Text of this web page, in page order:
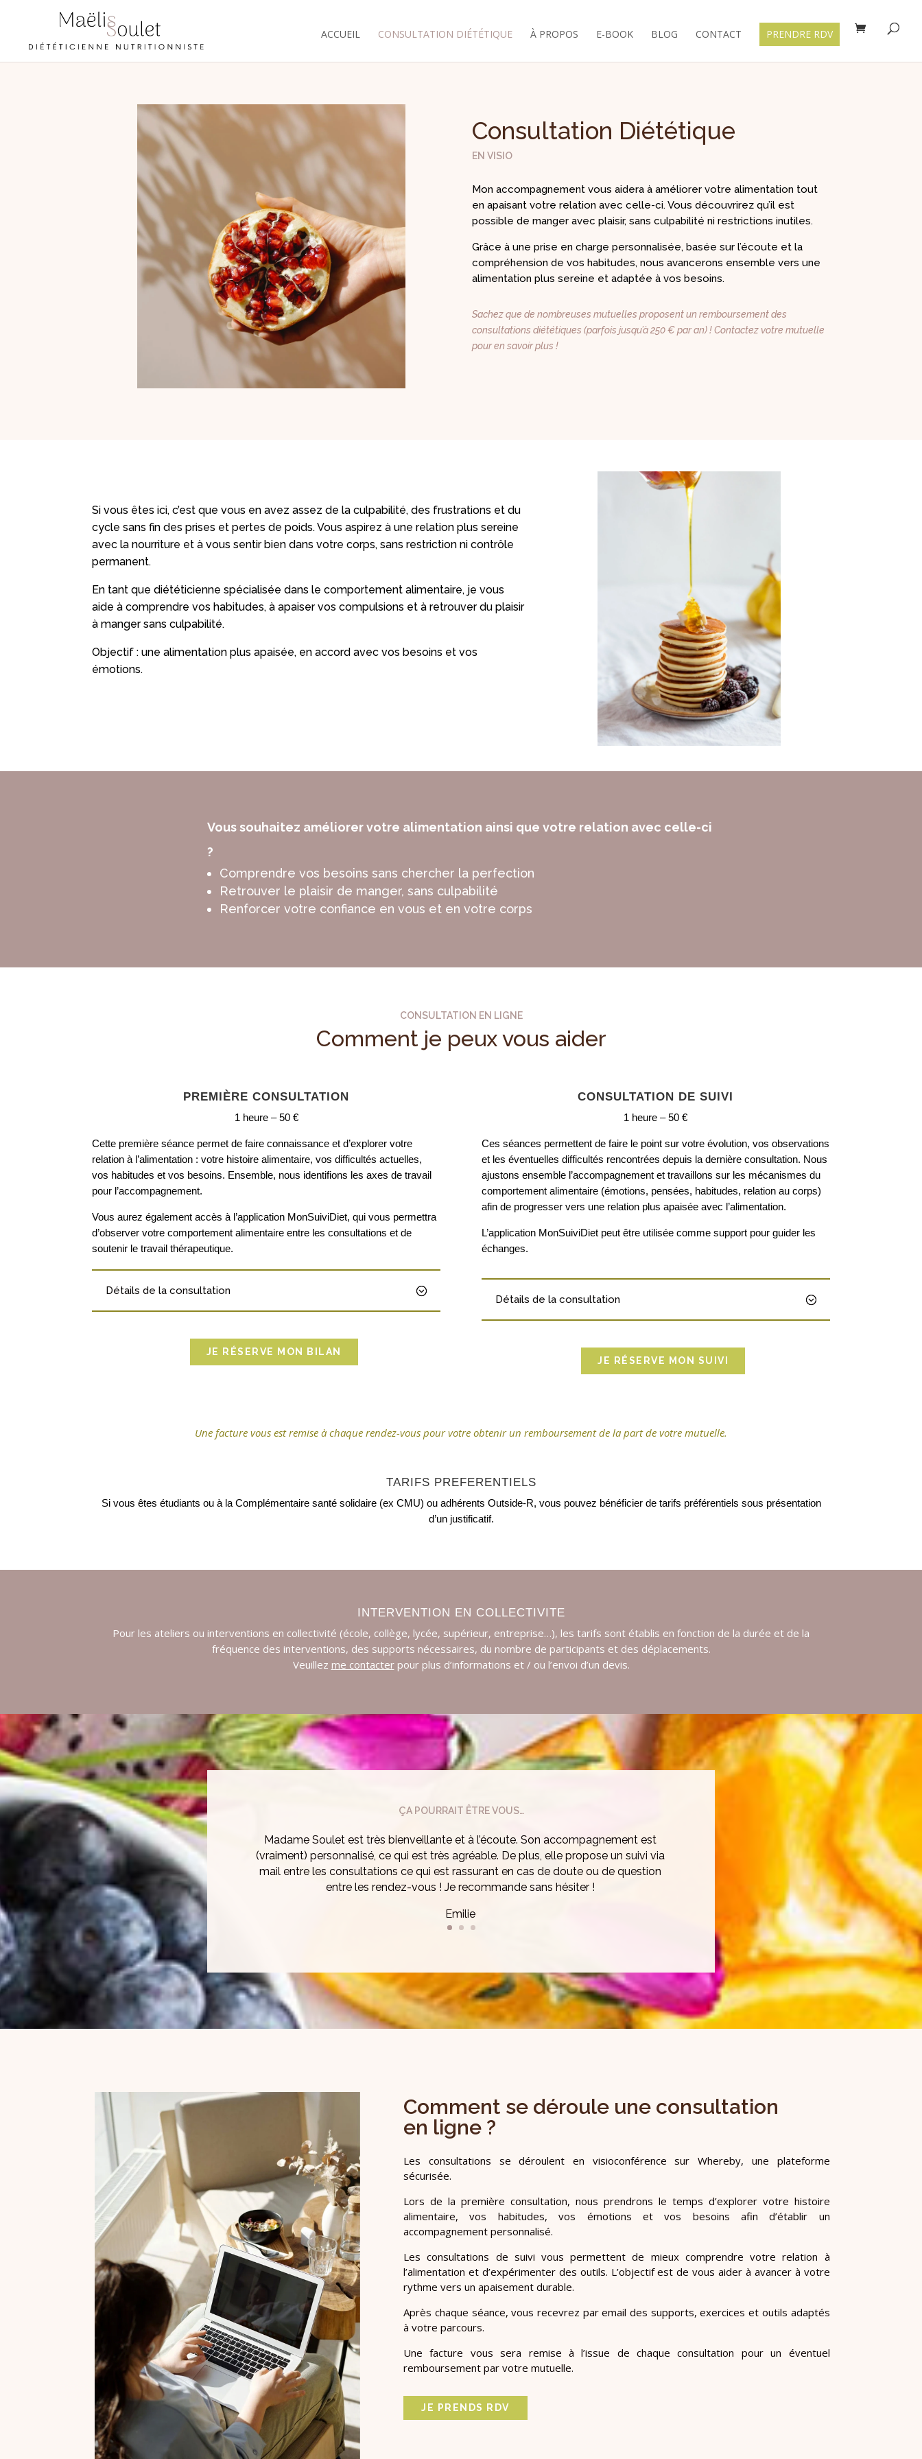
ACCUEIL CONSULTATION DIÉTÉTIQUE À PROPOS E-BOOK BLOG CONTACT PRENDRE RDV
Consultation Diététique
EN VISIO
Mon accompagnement vous aidera à améliorer votre alimentation tout
en apaisant votre relation avec celle-ci. Vous découvrirez qu’il est
possible de manger avec plaisir, sans culpabilité ni restrictions inutiles.
Grâce à une prise en charge personnalisée, basée sur l’écoute et la
compréhension de vos habitudes, nous avancerons ensemble vers une
alimentation plus sereine et adaptée à vos besoins.
Sachez que de nombreuses mutuelles proposent un remboursement des
consultations diététiques (parfois jusqu’à 250 € par an) ! Contactez votre mutuelle
pour en savoir plus !
Si vous êtes ici, c’est que vous en avez assez de la culpabilité, des frustrations et du
cycle sans fin des prises et pertes de poids. Vous aspirez à une relation plus sereine
avec la nourriture et à vous sentir bien dans votre corps, sans restriction ni contrôle
permanent.
En tant que diététicienne spécialisée dans le comportement alimentaire, je vous
aide à comprendre vos habitudes, à apaiser vos compulsions et à retrouver du plaisir
à manger sans culpabilité.
Objectif : une alimentation plus apaisée, en accord avec vos besoins et vos
émotions.
Vous souhaitez améliorer votre alimentation ainsi que votre relation avec celle-ci
?
Comprendre vos besoins sans chercher la perfection
Retrouver le plaisir de manger, sans culpabilité
Renforcer votre confiance en vous et en votre corps
CONSULTATION EN LIGNE
Comment je peux vous aider
PREMIÈRE CONSULTATION
1 heure – 50 €
Cette première séance permet de faire connaissance et d’explorer votre
relation à l’alimentation : votre histoire alimentaire, vos difficultés actuelles,
vos habitudes et vos besoins. Ensemble, nous identifions les axes de travail
pour l’accompagnement.
Vous aurez également accès à l’application MonSuiviDiet, qui vous permettra
d’observer votre comportement alimentaire entre les consultations et de
soutenir le travail thérapeutique.
Détails de la consultation
JE RÉSERVE MON BILAN
CONSULTATION DE SUIVI
1 heure – 50 €
Ces séances permettent de faire le point sur votre évolution, vos observations
et les éventuelles difficultés rencontrées depuis la dernière consultation. Nous
ajustons ensemble l’accompagnement et travaillons sur les mécanismes du
comportement alimentaire (émotions, pensées, habitudes, relation au corps)
afin de progresser vers une relation plus apaisée avec l’alimentation.
L’application MonSuiviDiet peut être utilisée comme support pour guider les
échanges.
Détails de la consultation
JE RÉSERVE MON SUIVI
Une facture vous est remise à chaque rendez-vous pour votre obtenir un remboursement de la part de votre mutuelle.
TARIFS PREFERENTIELS
Si vous êtes étudiants ou à la Complémentaire santé solidaire (ex CMU) ou adhérents Outside-R, vous pouvez bénéficier de tarifs préférentiels sous présentation
d’un justificatif.
INTERVENTION EN COLLECTIVITE
Pour les ateliers ou interventions en collectivité (école, collège, lycée, supérieur, entreprise…), les tarifs sont établis en fonction de la durée et de la
fréquence des interventions, des supports nécessaires, du nombre de participants et des déplacements.
Veuillez me contacterpour plus d’informations et / ou l’envoi d’un devis.
ÇA POURRAIT ÊTRE VOUS…
Très professionnelle, à l’écoute, disponible pour répondre à nos questions. Un suivi
personnalisé, un résultat rapide, très contente et très satisfaite de ma diététicienne.
Comment se déroule une consultation
en ligne ?
Les consultations se déroulent en visioconférence sur Whereby, une plateforme
sécurisée.
Lors de la première consultation, nous prendrons le temps d’explorer votre histoire
alimentaire, vos habitudes, vos émotions et vos besoins afin d’établir un
accompagnement personnalisé.
Les consultations de suivi vous permettent de mieux comprendre votre relation à
l’alimentation et d’expérimenter des outils. L’objectif est de vous aider à avancer à votre
rythme vers un apaisement durable.
Après chaque séance, vous recevrez par email des supports, exercices et outils adaptés
à votre parcours.
Une facture vous sera remise à l’issue de chaque consultation pour un éventuel
remboursement par votre mutuelle.
JE PRENDS RDV